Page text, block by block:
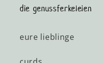
die genussferkeleien
eure lieblinge